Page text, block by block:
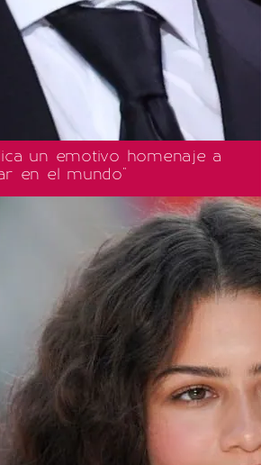
un emotivo homenaje a
en el mundo"